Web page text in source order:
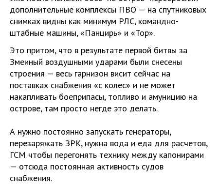
дополнительные комплексы ПВО — на спутниковых
снимках видны как минимум РЛС, командно-
штабные машины, «Панцирь» и «Тор».
Это притом, что в результате первой битвы за
Змеиный воздушными ударами были снесены
строения — весь гарнизон висит сейчас на
поставках снабжения «с колес» и не может
накапливать боеприпасы, топливо и амуницию на
острове, там просто негде это делать.
А нужно постоянно запускать генераторы,
перезаряжать ЗРК, нужна вода и еда для расчетов,
ГСМ чтобы перегонять технику между капонирами
— отсюда постоянная активность судов
снабжения.